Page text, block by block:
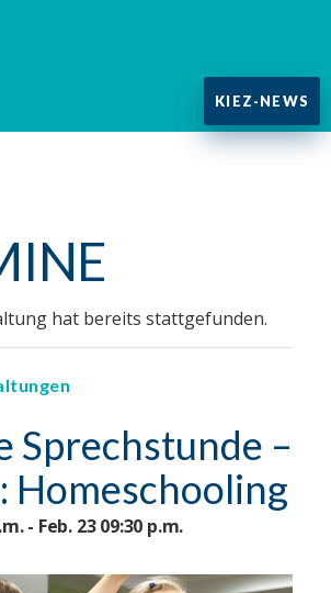
KIEZ-NEWS
hat bereits stattgefunden.
Sprechstunde –
Homeschooling
- Feb. 23 09:30 p.m.